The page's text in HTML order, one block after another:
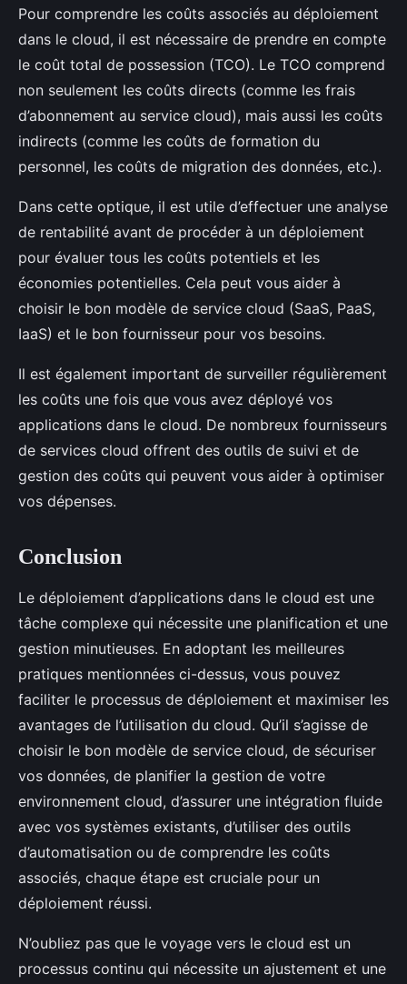
Pour comprendre les coûts associés au déploiement
dans le cloud, il est nécessaire de prendre en compte
le coût total de possession (TCO). Le TCO comprend
non seulement les coûts directs (comme les frais
d’abonnement au service cloud), mais aussi les coûts
indirects (comme les coûts de formation du
personnel, les coûts de migration des données, etc.).
Dans cette optique, il est utile d’effectuer une analyse
de rentabilité avant de procéder à un déploiement
pour évaluer tous les coûts potentiels et les
économies potentielles. Cela peut vous aider à
choisir le bon modèle de service cloud (SaaS, PaaS,
IaaS) et le bon fournisseur pour vos besoins.
Il est également important de surveiller régulièrement
les coûts une fois que vous avez déployé vos
applications dans le cloud. De nombreux fournisseurs
de services cloud offrent des outils de suivi et de
gestion des coûts qui peuvent vous aider à optimiser
vos dépenses.
Conclusion
Le déploiement d’applications dans le cloud est une
tâche complexe qui nécessite une planification et une
gestion minutieuses. En adoptant les meilleures
pratiques mentionnées ci-dessus, vous pouvez
faciliter le processus de déploiement et maximiser les
avantages de l’utilisation du cloud. Qu’il s’agisse de
choisir le bon modèle de service cloud, de sécuriser
vos données, de planifier la gestion de votre
environnement cloud, d’assurer une intégration fluide
avec vos systèmes existants, d’utiliser des outils
d’automatisation ou de comprendre les coûts
associés, chaque étape est cruciale pour un
déploiement réussi.
N’oubliez pas que le voyage vers le cloud est un
processus continu qui nécessite un ajustement et une